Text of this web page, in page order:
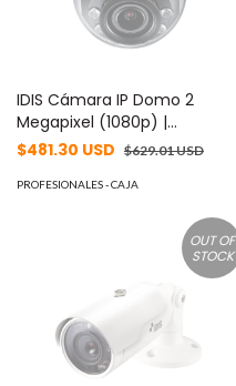
IDIS Cámara IP Domo 2
Megapixel (1080p) |
Antivandalica IK10 | Audio de
Vcc | IR 30m | MicroSD | ICR |
(4.4mm-10mm) MOD: DC-
$481.30 USD $629.01 USD
PROFESIONALES - CAJA
OUT OF
STOCK